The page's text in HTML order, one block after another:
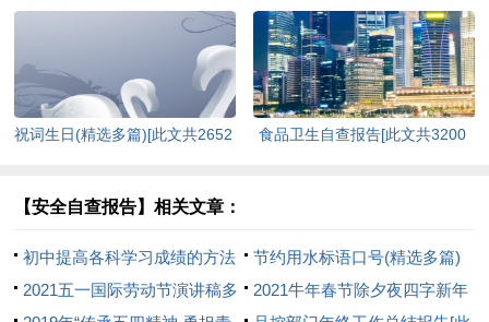
识（含答案）[此文共10252字]
4978字]
祝词生日(精选多篇)[此文共2652
食品卫生自查报告[此文共3200
【安全自查报告】相关文章：
初中提高各科学习成绩的方法
[此文共2526字]
节约用水标语口号(精选多篇)
[此文共4302字]
2021五一国际劳动节演讲稿多
2021牛年春节除夕夜四字新年